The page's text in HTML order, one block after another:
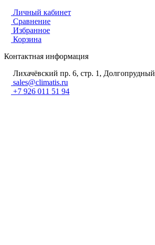
Личный кабинет
Сравнение
Избранное
Корзина
Контактная информация
Лихачёвский пр. 6, стр. 1, Долгопрудный
sales@climatis.ru
+7 926 011 51 94